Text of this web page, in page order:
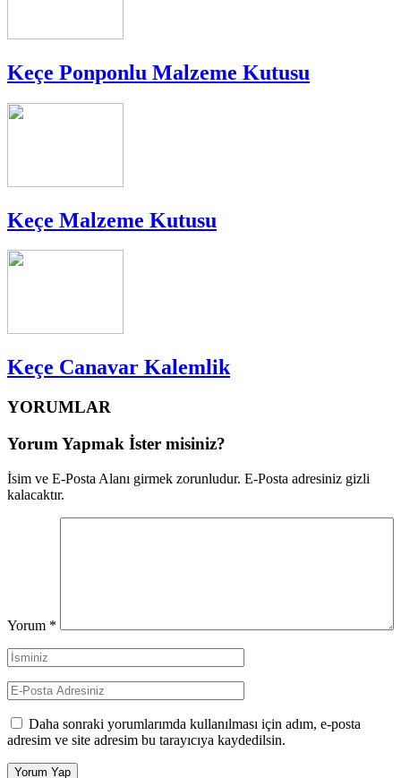
Keçe Ponponlu Malzeme Kutusu
Keçe Malzeme Kutusu
Keçe Canavar Kalemlik
YORUMLAR
Yorum Yapmak İster misiniz?
İsim ve E-Posta Alanı girmek zorunludur. E-Posta adresiniz gizli
kalacaktır.
Yorum *
Daha sonraki yorumlarımda kullanılması için adım, e-posta
adresim ve site adresim bu tarayıcıya kaydedilsin.